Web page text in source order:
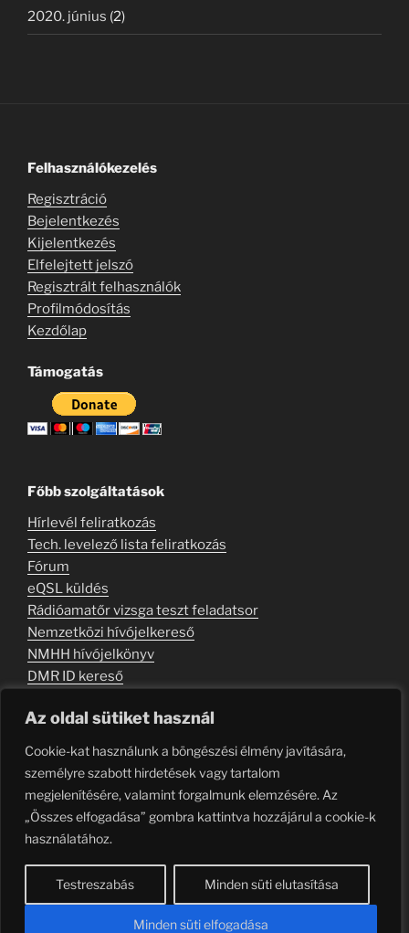
Az oldal sütiket használ
Cookie-kat használunk a böngészési élmény javítására,
személyre szabott hirdetések vagy tartalom
megjelenítésére, valamint forgalmunk elemzésére. Az
„Összes elfogadása” gombra kattintva hozzájárul a cookie-k
használatához.
Testreszabás Minden süti elutasítása
Minden süti elfogadása
2020. június (2)
Felhasználókezelés
Regisztráció
Bejelentkezés
Kijelentkezés
Elfelejtett jelszó
Regisztrált felhasználók
Profilmódosítás
Kezdőlap
Támogatás
Főbb szolgáltatások
Hírlevél feliratkozás
Tech. levelező lista feliratkozás
Fórum
eQSL küldés
Rádióamatőr vizsga teszt feladatsor
Nemzetközi hívójelkereső
NMHH hívójelkönyv
DMR ID kereső
Felhasználási feltételek
Email FacebookYoutubeTelegramRSS
feed
TikTok
Adatvédelmi nyilatkozat Köszönjük WordPress!